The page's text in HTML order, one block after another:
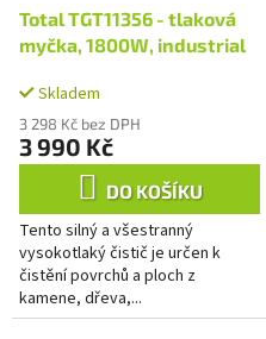
Total TGT11356 - tlaková
myčka, 1800W, industrial
Skladem
3 298 Kč bez DPH
3 990 Kč
DO KOŠÍKU
Tento silný a všestranný
vysokotlaký čistič je určen k
čistění povrchů a ploch z
kamene, dřeva,...